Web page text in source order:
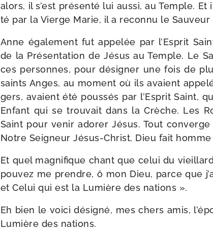
alors, il s’est pré­sen­té lui aus­si, au Temple.
té par la Vierge Marie, il a recon­nu le Sauveur
Anne éga­le­ment fut appe­lée par l’Esprit
de la Présentation de Jésus au Temple. Le
ces per­sonnes, pour dési­gner une fois de
saints Anges, au moment où ils avaient
gers, avaient été pous­sés par l’Esprit Saint,
Enfant qui se trou­vait dans la Crèche. Les
Saint pour venir ado­rer Jésus. Tout converge
Notre Seigneur Jésus-​Christ, Dieu fait
Et quel magni­fique chant que celui du
pou­vez me prendre, ô mon Dieu, parce que
et Celui qui est la Lumière des nations ».
Eh bien le voi­ci dési­gné, mes chers amis,
Lumière des nations.